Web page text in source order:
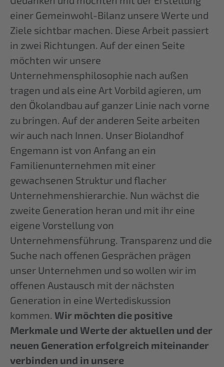
einer Gemeinwohl-Bilanz unsere Werte und
Ziele sichtbar machen. Diese Arbeit passiert
in zwei Richtungen. Auf der einen Seite
möchten wir unsere
Unternehmensphilosophie nach außen
tragen und als eine Art Vorbild agieren, um
den Ökolandbau auf ganzer Linie nach vorne
zu bringen. Auf der anderen Seite arbeiten
wir auch nach Innen. Unser Biolandhof
Engemann ist von Anfang an ein
Familienunternehmen mit einer
gewachsenen Struktur und flacher
Unternehmenshierarchie. Nun wächst die
zweite Generation heran und mit ihr eine
eigene Vorstellung von
Unternehmensführung. Transparenz und die
Suche nach offenen Gesprächen prägen
unser Unternehmen und so wollen wir im
offenen Austausch mit der nächsten
Generation in eine Wertediskussion
kommen. Wir möchten die positive
Merkmale und Werte der aktuellen und der
neuen Generation erfolgreich miteinander
verbinden und in unsere